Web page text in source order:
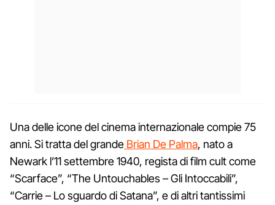
Una delle icone del cinema internazionale compie 75
anni. Si tratta del grande Brian De Palma, nato a
Newark l’11 settembre 1940, regista di film cult come
“Scarface”, “The Untouchables – Gli Intoccabili”,
“Carrie – Lo sguardo di Satana”, e di altri tantissimi